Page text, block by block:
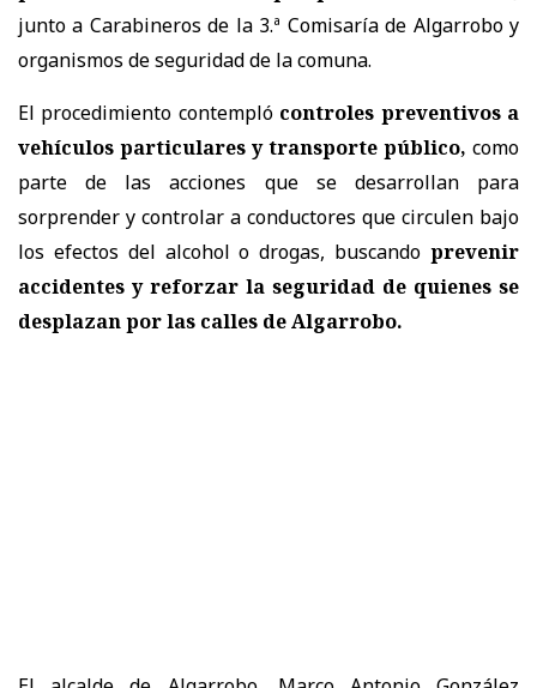
junto a Carabineros de la 3.ª Comisaría de Algarrobo y
organismos de seguridad de la comuna.
El procedimiento contempló controles preventivos a
vehículos particulares y transporte público, como
parte de las acciones que se desarrollan para
sorprender y controlar a conductores que circulen bajo
los efectos del alcohol o drogas, buscando prevenir
accidentes y reforzar la seguridad de quienes se
desplazan por las calles de Algarrobo.